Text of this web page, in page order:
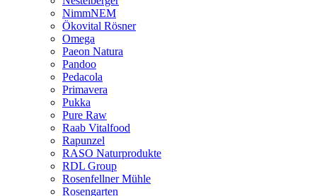
NimmNEM
Ökovital Rösner
Omega
Paeon Natura
Pandoo
Pedacola
Primavera
Pukka
Pure Raw
Raab Vitalfood
Rapunzel
RASO Naturprodukte
RDL Group
Rosenfellner Mühle
Rosengarten